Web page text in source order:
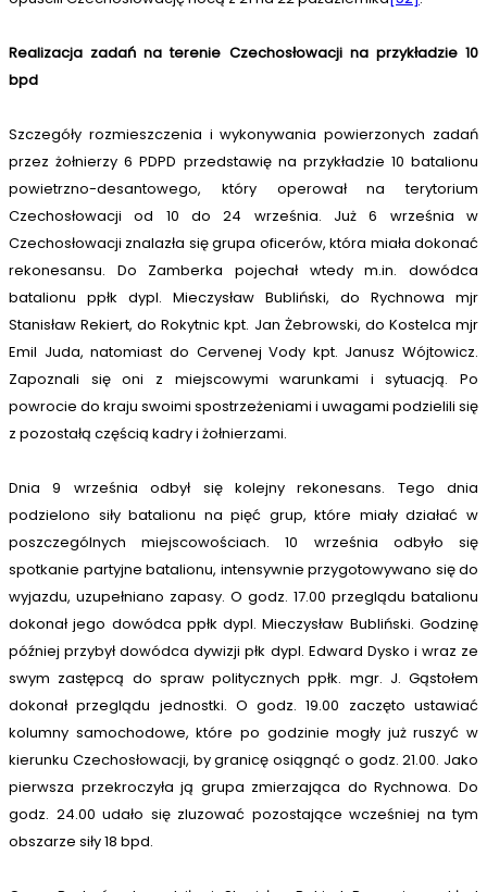
Realizacja zadań na terenie Czechosłowacji na przykładzie 10
bpd
Szczegóły rozmieszczenia i wykonywania powierzonych zadań
przez żołnierzy 6 PDPD przedstawię na przykładzie 10 batalionu
powietrzno-desantowego, który operował na terytorium
Czechosłowacji od 10 do 24 września. Już 6 września w
Czechosłowacji znalazła się grupa oficerów, która miała dokonać
rekonesansu. Do Zamberka pojechał wtedy m.in. dowódca
batalionu ppłk dypl. Mieczysław Bubliński, do Rychnowa mjr
Stanisław Rekiert, do Rokytnic kpt. Jan Żebrowski, do Kostelca mjr
Emil Juda, natomiast do Cervenej Vody kpt. Janusz Wójtowicz.
Zapoznali się oni z miejscowymi warunkami i sytuacją. Po
powrocie do kraju swoimi spostrzeżeniami i uwagami podzielili się
z pozostałą częścią kadry i żołnierzami.
Dnia 9 września odbył się kolejny rekonesans. Tego dnia
podzielono siły batalionu na pięć grup, które miały działać w
poszczególnych miejscowościach. 10 września odbyło się
spotkanie partyjne batalionu, intensywnie przygotowywano się do
wyjazdu, uzupełniano zapasy. O godz. 17.00 przeglądu batalionu
dokonał jego dowódca ppłk dypl. Mieczysław Bubliński. Godzinę
później przybył dowódca dywizji płk dypl. Edward Dysko i wraz ze
swym zastępcą do spraw politycznych ppłk. mgr. J. Gąstołem
dokonał przeglądu jednostki. O godz. 19.00 zaczęto ustawiać
kolumny samochodowe, które po godzinie mogły już ruszyć w
kierunku Czechosłowacji, by granicę osiągnąć o godz. 21.00. Jako
pierwsza przekroczyła ją grupa zmierzająca do Rychnowa. Do
godz. 24.00 udało się zluzować pozostające wcześniej na tym
obszarze siły 18 bpd.